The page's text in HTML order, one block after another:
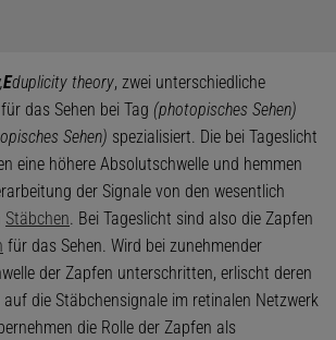
Eduplicity theory, zwei unterschiedliche
das Sehen bei Tag (photopisches Sehen)
Sehen) spezialisiert. Die bei Tageslicht
eine höhere Absolutschwelle und hemmen
der Signale von den wesentlich
Stäbchen. Bei Tageslicht sind also die Zapfen
für das Sehen. Wird bei zunehmender
der Zapfen unterschritten, erlischt deren
die Stäbchensignale im retinalen Netzwerk
die Rolle der Zapfen als